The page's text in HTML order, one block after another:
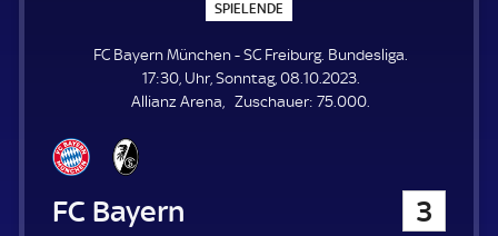
SPIELENDE
P
E
L
E
N
FC Bayern München - SC Freiburg. Bundesliga.
17:30, Uhr, Sonntag, 08.10.2023.
Allianz Arena
Zuschauer: Z
75.000.
FC Bayern München 3